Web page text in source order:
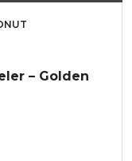
– Golden